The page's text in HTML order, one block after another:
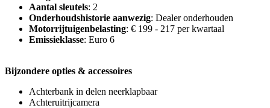
Aantal sleutels: 2
Onderhoudshistorie aanwezig: Dealer onderhouden
Motorrijtuigenbelasting: € 199 - 217 per kwartaal
Emissieklasse: Euro 6
Bijzondere opties & accessoires
Achterbank in delen neerklapbaar
Achteruitrijcamera